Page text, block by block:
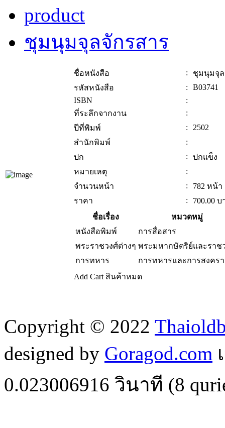
product
ชุมนุมจุลจักรสาร
ชื่อหนังสือ :
ชุมนุมจุล
รหัสหนังสือ
:
B03741
ISBN
:
ที่ระลึกจากงาน
:
ปีที่พิมพ์
:
2502
สำนักพิมพ์
:
ปก
:
ปกแข็ง
หมายเหตุ
:
จำนวนหน้า
:
782 หน้า
ราคา
: 700.00 บ
ชื่อเรื่อง
หมวดหมู่
หนังสือพิมพ์
การสื่อสาร
พระราชวงศ์ต่างๆ พระมหากษัตริย์และราช
การทหาร
การทหารและการสงคร
Add Cart สินค้าหมด
Copyright © 2022
designed by Goragod.com
0.023006916 วินาที (8